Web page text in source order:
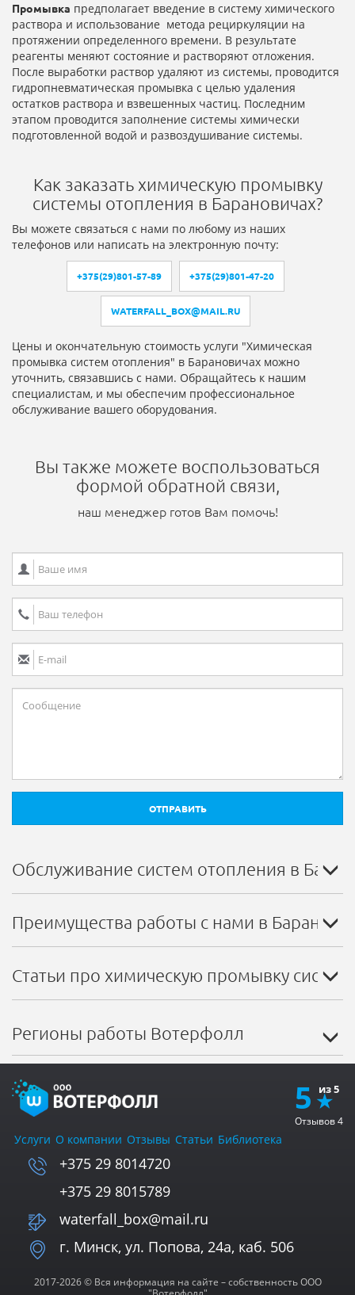
Промывка предполагает введение в систему химического
раствора и использование метода рециркуляции на
протяжении определенного времени. В результате
реагенты меняют состояние и растворяют отложения.
После выработки раствор удаляют из системы, проводится
гидропневматическая промывка с целью удаления
остатков раствора и взвешенных частиц. Последним
этапом проводится заполнение системы химически
подготовленной водой и развоздушивание системы.
Как заказать химическую промывку
системы отопления в Барановичах?
Вы можете связаться с нами по любому из наших
телефонов или написать на электронную почту:
+375(29)801-57-89 +375(29)801-47-20
WATERFALL_BOX@MAIL.RU
Цены и окончательную стоимость услуги "Химическая
промывка систем отопления" в Барановичах можно
уточнить, связавшись с нами. Обращайтесь к нашим
специалистам, и мы обеспечим профессиональное
обслуживание вашего оборудования.
Вы также можете воспользоваться
формой обратной связи,
наш менеджер готов Вам помочь!
ОТПРАВИТЬ
Обслуживание систем отопления в
Преимущества работы с нами в
Статьи про химическую промывку
Регионы работы Вотерфолл
5
Отзывов4
Услуги О компании Отзывы Статьи Библиотека
+375 29 8014720
+375 29 8015789
waterfall_box@mail.ru
г. Минск, ул. Попова, 24а, каб. 506
2017-2026 © Вся информация на сайте – собственность ООО